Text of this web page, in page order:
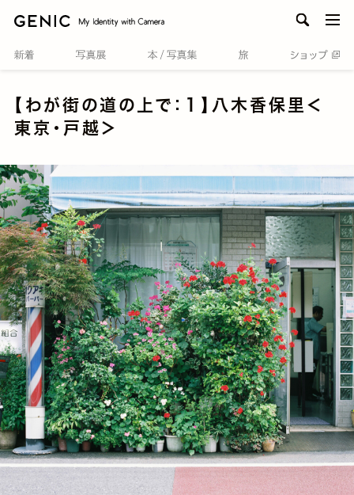
【わが街の道の上で：１】八木香保里＜
東京・戸越＞